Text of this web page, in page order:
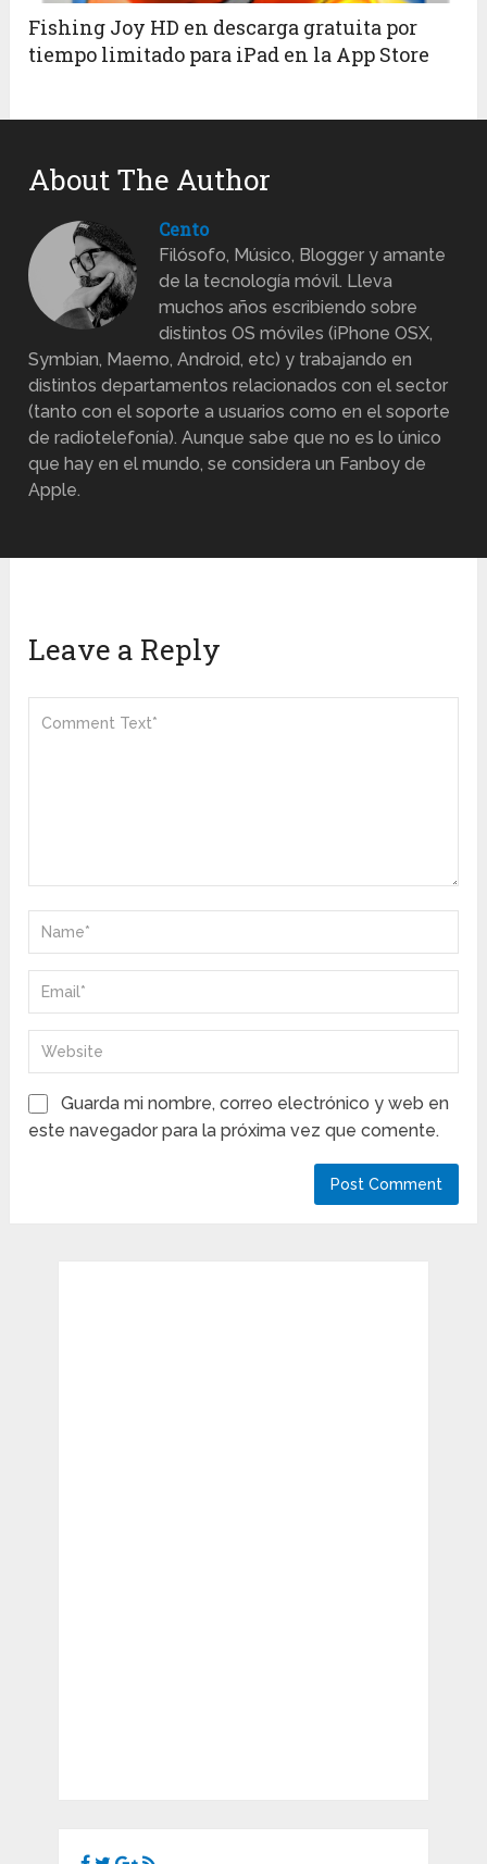
Fishing Joy HD en descarga gratuita por
tiempo limitado para iPad en la App Store
About The Author
Cento
Filósofo, Músico, Blogger y amante
de la tecnología móvil. Lleva
muchos años escribiendo sobre
distintos OS móviles (iPhone OSX,
Symbian, Maemo, Android, etc) y trabajando en
distintos departamentos relacionados con el sector
(tanto con el soporte a usuarios como en el soporte
de radiotelefonía). Aunque sabe que no es lo único
que hay en el mundo, se considera un Fanboy de
Apple.
Leave a Reply
Guarda mi nombre, correo electrónico y web en
este navegador para la próxima vez que comente.